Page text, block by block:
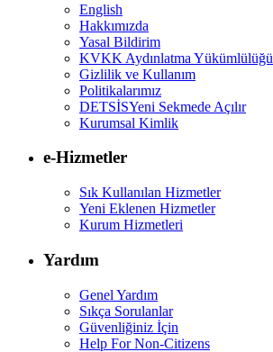
English
Hakkımızda
Yasal Bildirim
KVKK Aydınlatma Yükümlülüğü
Gizlilik ve Kullanım
Politikalarımız
DETSİSYeni Sekmede Açılır
Kurumsal Kimlik
e-Hizmetler
Sık Kullanılan Hizmetler
Yeni Eklenen Hizmetler
Kurum Hizmetleri
Yardım
Genel Yardım
Sıkça Sorulanlar
Güvenliğiniz İçin
Help For Non-Citizens